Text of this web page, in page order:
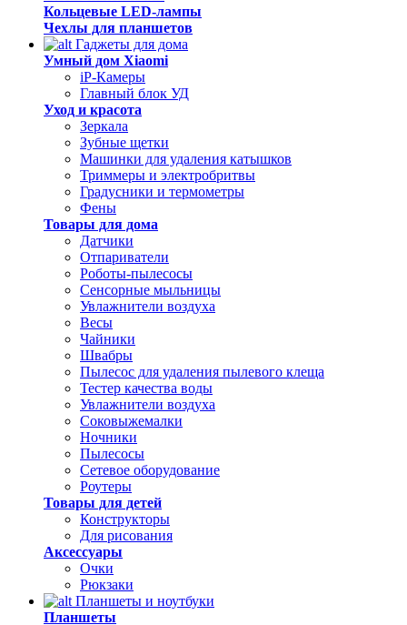
Кольцевые LED-лампы
Чехлы для планшетов
Гаджеты для дома
Умный дом Xiaomi
iP-Камеры
Главный блок УД
Уход и красота
Зеркала
Зубные щетки
Машинки для удаления катышков
Триммеры и электробритвы
Градусники и термометры
Фены
Товары для дома
Датчики
Отпариватели
Роботы-пылесосы
Сенсорные мыльницы
Увлажнители воздуха
Весы
Чайники
Швабры
Пылесос для удаления пылевого клеща
Тестер качества воды
Увлажнители воздуха
Соковыжемалки
Ночники
Пылесосы
Сетевое оборудование
Роутеры
Товары для детей
Конструкторы
Для рисования
Аксессуары
Очки
Рюкзаки
Планшеты и ноутбуки
Планшеты